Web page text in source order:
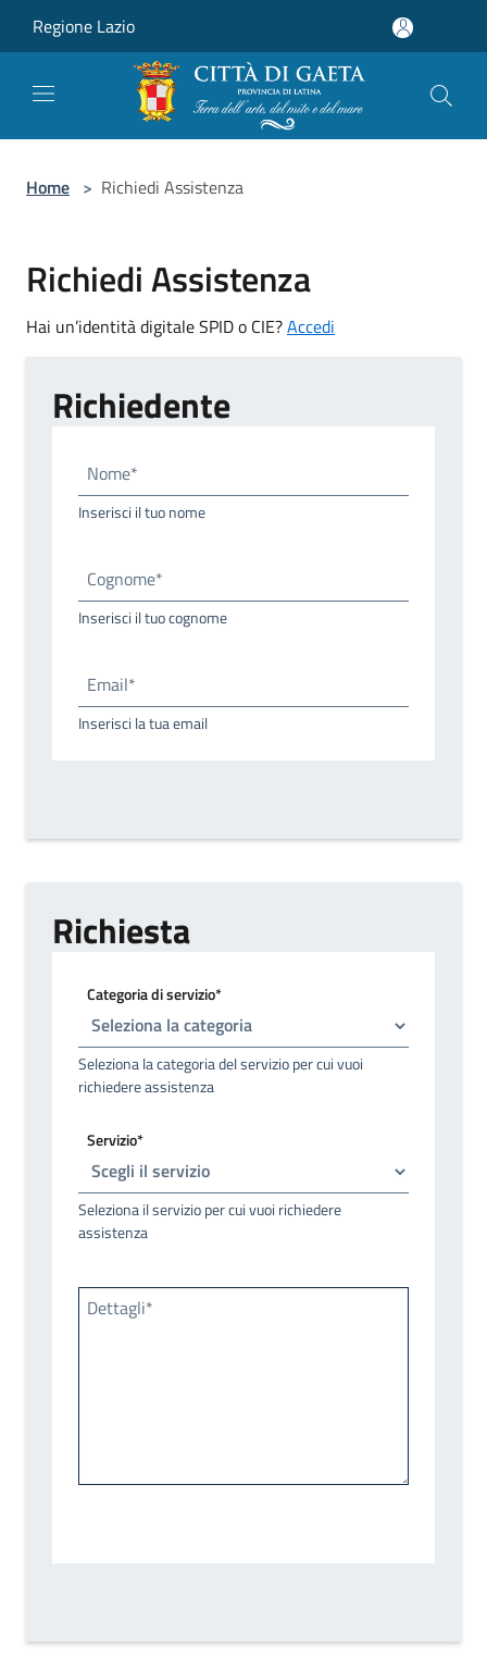
Regione Lazio
Home > Richiedi Assistenza
Richiedi Assistenza
Hai un’identità digitale SPID o CIE?Accedi
Richiedente
Nome*
Inserisci il tuo nome
Cognome*
Inserisci il tuo cognome
Email*
Inserisci la tua email
Richiesta
Categoria di servizio*
Seleziona la categoria del servizio per cui vuoi
richiedere assistenza
Servizio*
Seleziona il servizio per cui vuoi richiedere
assistenza
Dettagli*